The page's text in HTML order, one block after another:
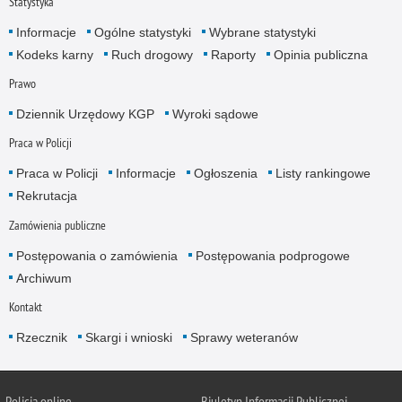
Informacje Ogólne statystyki
Wybrane statystyki
Kodeks karny
Ruch drogowy Raporty Opinia publiczna
Prawo
Dziennik Urzędowy KGP Wyroki sądowe
Praca w Policji
Praca w Policji Informacje Ogłoszenia
Listy rankingowe
Rekrutacja
Zamówienia publiczne
Postępowania o zamówienia
Postępowania podprogowe
Archiwum
Kontakt
Rzecznik Skargi i wnioski Sprawy weteranów